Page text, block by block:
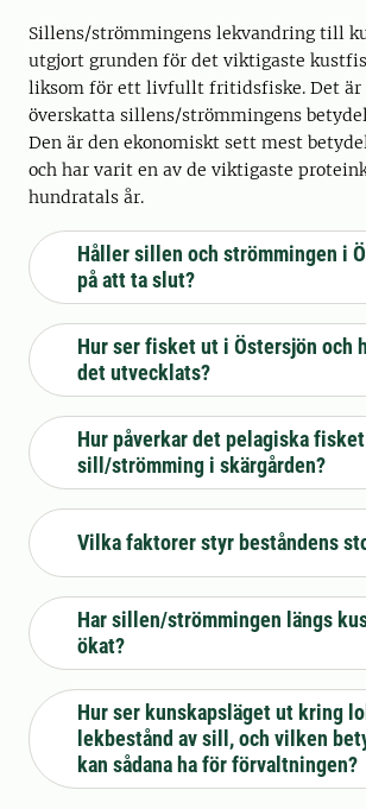
Sillens/strömmingens lekvandring till
utgjort grunden för det viktigaste
liksom för ett livfullt fritidsfiske. Det är
överskatta sillens/strömmingens
Den är den ekonomiskt sett mest
och har varit en av de viktigaste
hundratals år.
Håller sillen och strömmingen i
på att ta slut?
Hur ser fisket ut i Östersjön och
det utvecklats?
Hur påverkar det pelagiska fisket
sill/strömming i skärgården?
Vilka faktorer styr beståndens
Har sillen/strömmingen längs
ökat?
Hur ser kunskapsläget ut kring
lekbestånd av sill, och vilken
kan sådana ha för förvaltningen?